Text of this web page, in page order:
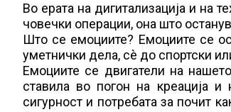
Во ерата на дигитализација и на
човечки операции, она што
Што се емоциите? Емоциите се
уметнички дела, сè до спортски
Емоциите се двигатели на
ставила во погон на креација
сигурност и потребата за почит